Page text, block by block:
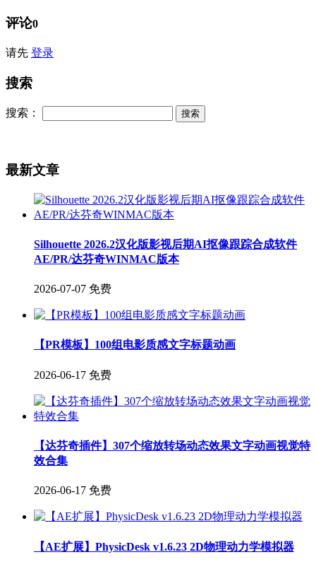
评论0
请先 登录
搜索
搜索：
最新文章
Silhouette 2026.2汉化版影视后期AI抠像跟踪合成软件
AE/PR/达芬奇WINMAC版本
2026-07-07 免费
【PR模板】100组电影质感文字标题动画
2026-06-17 免费
【达芬奇插件】307个缩放转场动态效果文字动画视觉特
效合集
2026-06-17 免费
【AE扩展】PhysicDesk v1.6.23 2D物理动力学模拟器